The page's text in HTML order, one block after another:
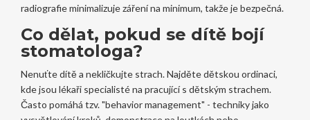
radiografie minimalizuje záření na minimum, takže je bezpečná.
Co dělat, pokud se dítě bojí
stomatologa?
Nenuťte dítě a nekličkujte strach. Najděte dětskou ordinaci,
kde jsou lékaři specialisté na pracující s dětským strachem.
Často pomáhá tzv. "behavior management" - techniky jako